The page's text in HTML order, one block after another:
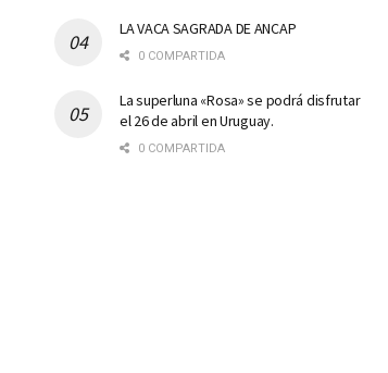
LA VACA SAGRADA DE ANCAP
0 COMPARTIDA
La superluna «Rosa» se podrá disfrutar
el 26 de abril en Uruguay.
0 COMPARTIDA